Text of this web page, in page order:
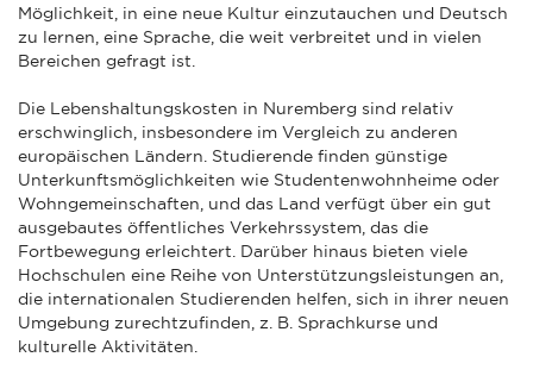
Möglichkeit, in eine neue Kultur einzutauchen und Deutsch
zu lernen, eine Sprache, die weit verbreitet und in vielen
Bereichen gefragt ist.
Die Lebenshaltungskosten in Nuremberg sind relativ
erschwinglich, insbesondere im Vergleich zu anderen
europäischen Ländern. Studierende finden günstige
Unterkunftsmöglichkeiten wie Studentenwohnheime oder
Wohngemeinschaften, und das Land verfügt über ein gut
ausgebautes öffentliches Verkehrssystem, das die
Fortbewegung erleichtert. Darüber hinaus bieten viele
Hochschulen eine Reihe von Unterstützungsleistungen an,
die internationalen Studierenden helfen, sich in ihrer neuen
Umgebung zurechtzufinden, z. B. Sprachkurse und
kulturelle Aktivitäten.